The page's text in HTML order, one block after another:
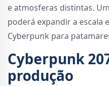
e atmosferas distintas.
poderá expandir a escala
Cyberpunk para
Cyberpunk
produção